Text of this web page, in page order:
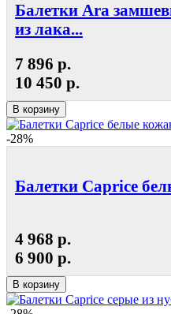
Балетки Ara
из лака...
7 896 р.
10 450 р.
В корзину
-28%
Балетки Caprice
4 968 р.
6 900 р.
В корзину